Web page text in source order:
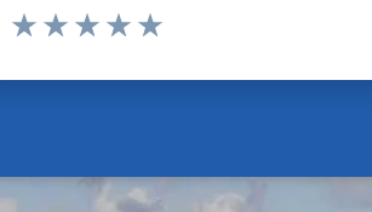
Valuta da 1 a 5 stelle la pagina